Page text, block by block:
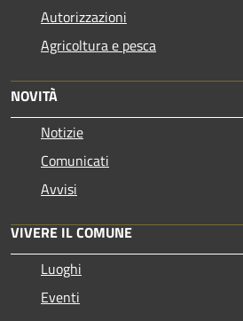
Autorizzazioni
Agricoltura e pesca
NOVITÀ
Notizie
Comunicati
Avvisi
VIVERE IL COMUNE
Luoghi
Eventi